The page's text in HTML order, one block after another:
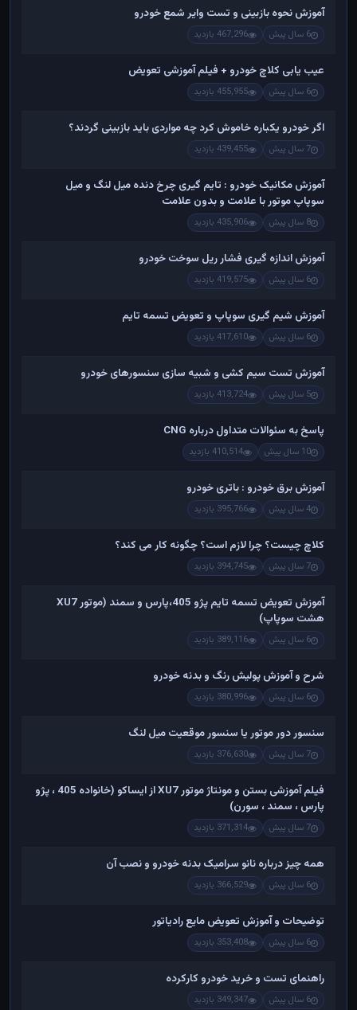
آموزش نحوه بازبینی و تست وایر شمع خودرو
6 سال پیش 467,296 بازدید
عیب یابی کلاچ خودرو + فیلم آموزشی تعویض
6 سال پیش 455,955 بازدید
اگر خودرو یکباره خاموش کرد چه مواردی باید بازبینی گردند؟
7 سال پیش 439,455 بازدید
آموزش مکانیک خودرو : تایم گیری چرخ دنده میل لنگ و میل
سوپاپ موتور با علامت و بدون علامت
8 سال پیش 435,906 بازدید
آموزش اندازه گیری فشار ریل سوخت خودرو
6 سال پیش 419,575 بازدید
آموزش شیم گیری سوپاپ و تعویض تسمه تایم
6 سال پیش 417,610 بازدید
آموزش تست سیم کشی و شبیه سازی سنسورهای خودرو
5 سال پیش 413,724 بازدید
پاسخ به سئوالات متداول درباره CNG
10 سال پیش 410,514 بازدید
آموزش برق خودرو : باتری خودرو
4 سال پیش 395,766 بازدید
کلاچ چیست؟ چرا لازم است؟ چگونه کار می کند؟
7 سال پیش 394,745 بازدید
آموزش تعویض تسمه تایم پژو 405،پارس و سمند (موتور XU7
هشت سوپاپ)
6 سال پیش 389,116 بازدید
شرح و آموزش پولیش رنگ و بدنه خودرو
6 سال پیش 380,996 بازدید
سنسور دور موتور یا سنسور موقعیت میل لنگ
7 سال پیش 376,630 بازدید
فیلم آموزشی بستن و مونتاژ موتور XU7 از ایساکو (خانواده 405 ، پژو
پارس ، سمند ، سورن)
7 سال پیش 371,314 بازدید
همه چیز درباره نانو سرامیک بدنه خودرو و نصب آن
6 سال پیش 366,529 بازدید
توضیحات و آموزش تعویض مایع رادیاتور
6 سال پیش 353,408 بازدید
راهنمای تست و خريد خودرو کارکرده
6 سال پیش 349,347 بازدید